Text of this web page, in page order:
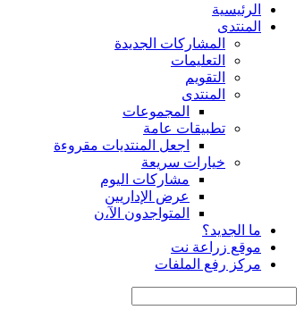
الرئيسية
المنتدى
المشاركات الجديدة
التعليمات
التقويم
المنتدى
المجموعات
تطبيقات عامة
اجعل المنتديات مقروءة
خيارات سريعة
مشاركات اليوم
عرض الإداريين
المتواجدون الآ،ن
ما الجديد؟
موقع زراعة نت
مركز رفع الملفات